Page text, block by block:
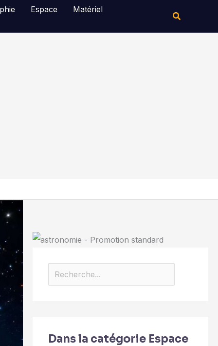
Espace Matériel
Rechercher
Rechercher
Dans la catégorie Espace